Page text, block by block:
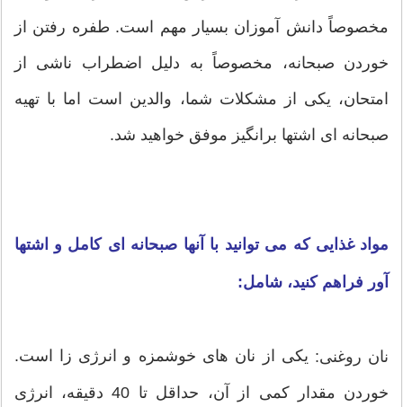
مخصوصاً دانش آموزان بسیار مهم است. طفره رفتن از
خوردن صبحانه، مخصوصاً به دلیل اضطراب ناشی از
امتحان، یكی از مشكلات شما، والدین است اما با تهیه
صبحانه ای اشتها برانگیز موفق خواهید شد.
مواد غذایی كه می توانید با آنها صبحانه ای كامل و اشتها
آور فراهم كنید، شامل:
نان روغنی: یكی از نان های خوشمزه و انرژی زا است.
خوردن مقدار كمی از آن، حداقل تا 40 دقیقه، انرژی